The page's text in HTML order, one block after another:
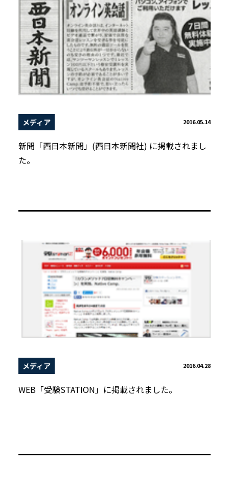
メディア 2016.05.14
新聞「西日本新聞」(西日本新聞社) に掲載されまし
た。
メディア 2016.04.28
WEB「受験STATION」に掲載されました。